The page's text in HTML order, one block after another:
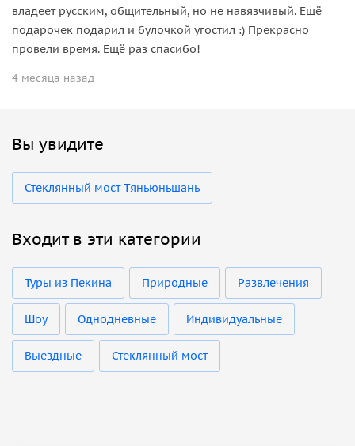
владеет русским, общительный, но не навязчивый. Ещё
подарочек подарил и булочкой угостил :) Прекрасно
провели время. Ещё раз спасибо!
4 месяца назад
Вы увидите
Стеклянный мост Тяньюньшань
Входит в эти категории
Туры из Пекина Природные Развлечения
Шоу Однодневные Индивидуальные
Выездные Стеклянный мост